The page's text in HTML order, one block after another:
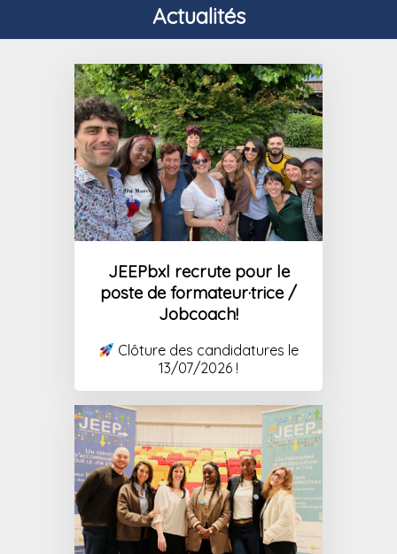
Actualités
JEEPbxl recrute pour le
poste de formateur·trice /
Jobcoach!
Clôture des candidatures le
13/07/2026 !